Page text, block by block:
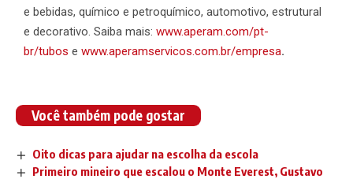
e bebidas, químico e petroquímico, automotivo, estrutural
e decorativo. Saiba mais: www.aperam.com/pt-
br/tubos e www.aperamservicos.com.br/empresa.
Você também pode gostar
Oito dicas para ajudar na escolha da escola
Primeiro mineiro que escalou o Monte Everest, Gustavo